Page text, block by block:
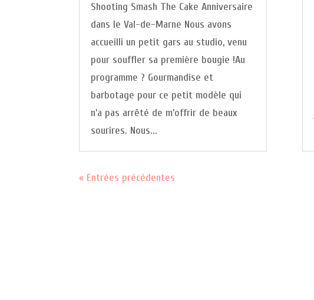
Shooting Smash The Cake Anniversaire
dans le Val-de-Marne Nous avons
accueilli un petit gars au studio, venu
pour souffler sa première bougie !Au
programme ? Gourmandise et
barbotage pour ce petit modèle qui
n’a pas arrêté de m’offrir de beaux
sourires. Nous...
« Entrées précédentes